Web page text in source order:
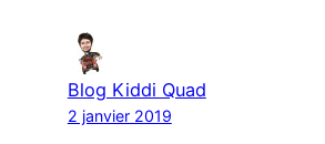
Blog Kiddi Quad
2 janvier 2019